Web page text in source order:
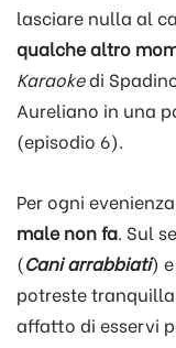
lasciare nulla al
qualche altro
Karaokedi
Aureliano in una
(episodio 6).
Per ogni
male non fa. Sul
(Cani arrabbiati)
potreste
affatto di esservi